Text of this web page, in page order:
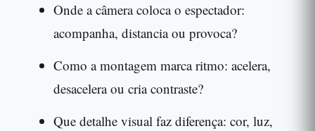
Onde a câmera coloca o espectador:
acompanha, distancia ou provoca?
Como a montagem marca ritmo: acelera,
desacelera ou cria contraste?
Que detalhe visual faz diferença: cor, luz,